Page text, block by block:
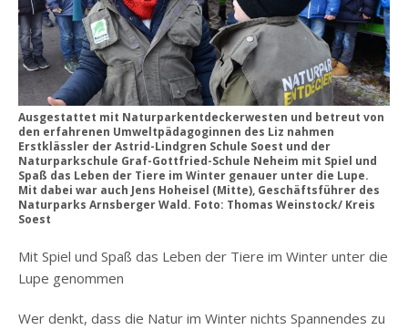
Ausgestattet mit Naturparkentdeckerwesten und betreut von
den erfahrenen Umweltpädagoginnen des Liz nahmen
Erstklässler der Astrid-Lindgren Schule Soest und der
Naturparkschule Graf-Gottfried-Schule Neheim mit Spiel und
Spaß das Leben der Tiere im Winter genauer unter die Lupe.
Mit dabei war auch Jens Hoheisel (Mitte), Geschäftsführer des
Naturparks Arnsberger Wald. Foto: Thomas Weinstock/ Kreis
Soest
Mit Spiel und Spaß das Leben der Tiere im Winter unter die
Lupe genommen
Wer denkt, dass die Natur im Winter nichts Spannendes zu